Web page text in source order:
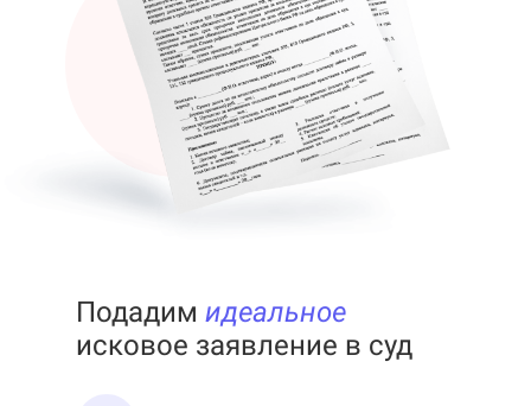
Подадим идеальное
исковое заявление в суд